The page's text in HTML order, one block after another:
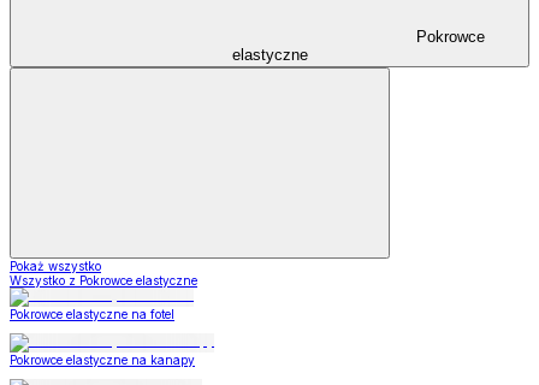
Pokrowce
elastyczne
Pokaż wszystko
Wszystko z Pokrowce elastyczne
Pokrowce elastyczne na fotel
Pokrowce elastyczne na kanapy